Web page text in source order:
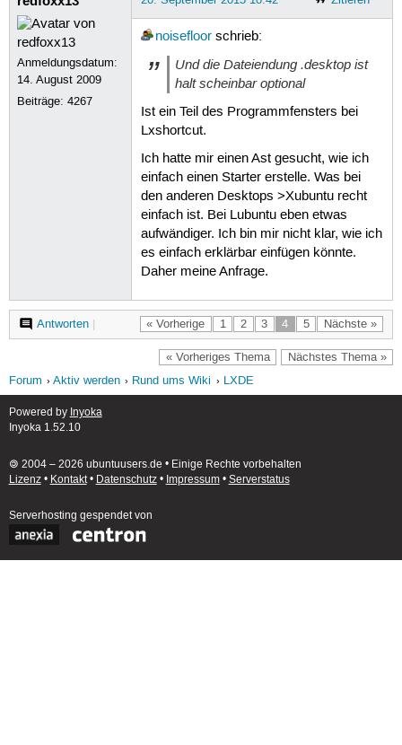
Anmeldungsdatum:
14. August 2009
Beiträge:4267
noisefloorschrieb:
Und die Dateiendung .desktop ist
halt scheinbar optional
Ist ein Teil des Programmfensters bei
Lxshortcut.
Ich hatte mir einen Ast gesucht, wie ich
einfach einen Starter erstelle. Was bei
den anderen Desktops >Xubuntu recht
einfach ist. Bei Lubuntu eben etwas
aufwändiger. Ich bin mir nicht klar, wie ich
es einfach erklärbar einfügen könnte.
Daher meine Anfrage.
« Vorherige 1 2 3 4 5 Nächste »
Antworten|
« Vorheriges Thema Nächstes Thema »
Forum Aktiv werden Rund ums Wiki LXDE
Powered by Inyoka
Inyoka 1.52.10
🄯 2004 – 2026 ubuntuusers.de • Einige Rechte vorbehalten
Lizenz• Kontakt• Datenschutz• Impressum• Serverstatus
Serverhosting gespendet von